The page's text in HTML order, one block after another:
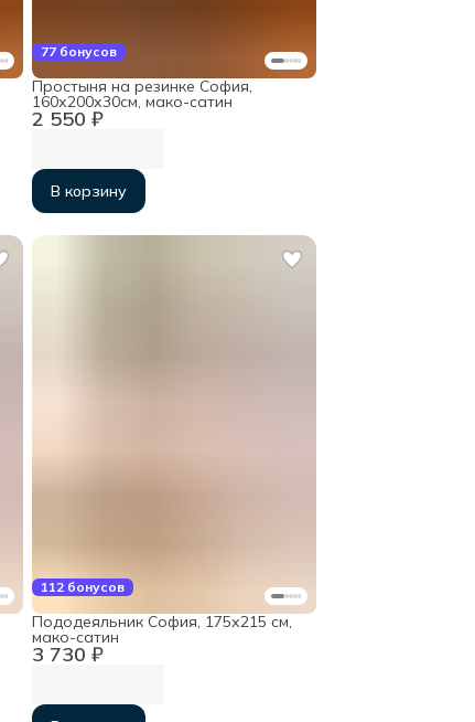
77 бонусов
2 550 ₽
Простыня на резинке София,
160х200х30см, мако-сатин
В корзину
112 бонусов
3 730 ₽
Пододеяльник София, 175х215 см,
мако-сатин